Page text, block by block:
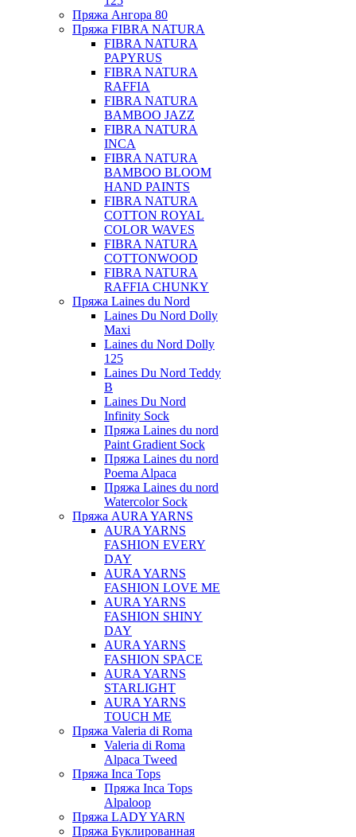
Пряжа Ангора 80
Пряжа FIBRA NATURA
FIBRA NATURA
PAPYRUS
FIBRA NATURA
RAFFIA
FIBRA NATURA
BAMBOO JAZZ
FIBRA NATURA
INCA
FIBRA NATURA
BAMBOO BLOOM
HAND PAINTS
FIBRA NATURA
COTTON ROYAL
COLOR WAVES
FIBRA NATURA
COTTONWOOD
FIBRA NATURA
RAFFIA CHUNKY
Пряжа Laines du Nord
Laines Du Nord Dolly
Maxi
Laines du Nord Dolly
125
Laines Du Nord Teddy
B
Laines Du Nord
Infinity Sock
Пряжа Laines du nord
Paint Gradient Sock
Пряжа Laines du nord
Poema Alpaca
Пряжа Laines du nord
Watercolor Sock
Пряжа AURA YARNS
AURA YARNS
FASHION EVERY
DAY
AURA YARNS
FASHION LOVE ME
AURA YARNS
FASHION SHINY
DAY
AURA YARNS
FASHION SPACE
AURA YARNS
STARLIGHT
AURA YARNS
TOUCH ME
Пряжа Valeria di Roma
Valeria di Roma
Alpaca Tweed
Пряжа Inca Tops
Пряжа Inca Tops
Alpaloop
Пряжа LADY YARN
Пряжа Буклированная